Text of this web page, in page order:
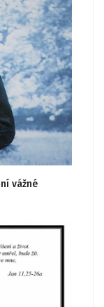
vážné